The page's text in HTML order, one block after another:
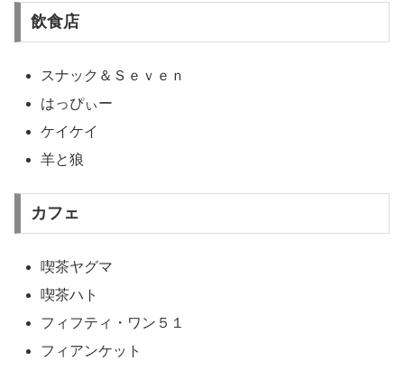
飲食店
スナック＆Ｓｅｖｅｎ
はっぴぃー
ケイケイ
羊と狼
カフェ
喫茶ヤグマ
喫茶ハト
フィフティ・ワン５１
フィアンケット